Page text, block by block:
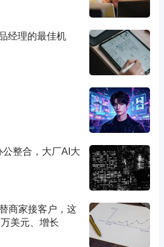
经理的最佳机
整合，大厂AI大
商家接客户，这
美元、增长